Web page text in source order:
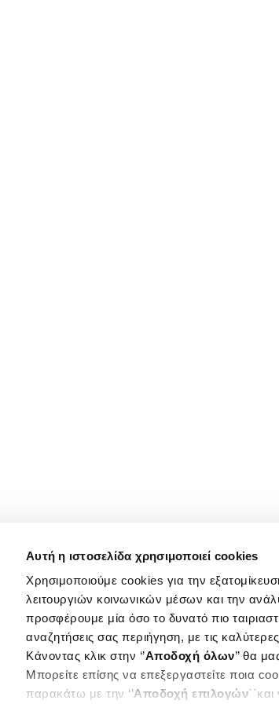
Αυτή η ιστοσελίδα χρησιμοποιεί cookies
Χρησιμοποιούμε cookies για την
λειτουργιών κοινωνικών μέσων και την
προσφέρουμε μία όσο το δυνατό πιο
αναζητήσεις σας περιήγηση, με τις
Κάνοντας κλικ στην ‘’Αποδοχή όλων’’ θα
Μπορείτε επίσης να επεξεργαστείτε ποια
παρακάτω με την ‘’Αποδοχή επιλογών